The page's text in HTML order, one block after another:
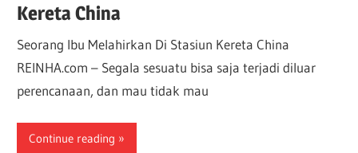
Kereta China
Seorang Ibu Melahirkan Di Stasiun Kereta China
REINHA.com – Segala sesuatu bisa saja terjadi diluar
perencanaan, dan mau tidak mau
Continue reading